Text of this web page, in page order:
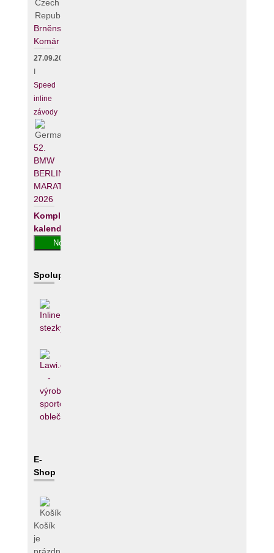
Brněnský
Komár
27.09.2026
Speed
inline
závody
52.
BMW
BERLIN-
MARATHON
2026
Kompletní
kalendář
Spolupracujeme
E-
Shop
Košík
je
prázdný